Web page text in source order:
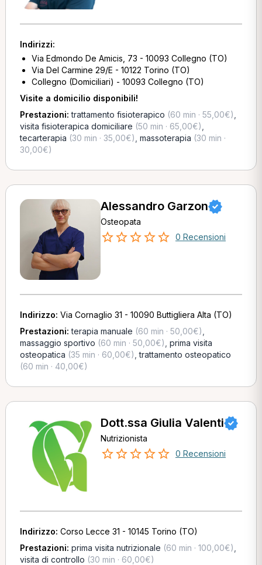
Indirizzi:
Via Edmondo De Amicis, 73 - 10093 Collegno (TO)
Via Del Carmine 29/E - 10122 Torino (TO)
Collegno (Domiciliari) - 10093 Collegno (TO)
Visite a domicilio disponibili!
Prestazioni:trattamento fisioterapico (60 min · 55,00€)
visita fisioterapica domiciliare (50 min · 65,00€)
tecarterapia (30 min · 35,00€) massoterapia (30 min ·
30,00€)
Alessandro Garzon
Osteopata
0 Recensioni
Indirizzo: Via Cornaglio 31 - 10090 Buttigliera Alta (TO)
Prestazioni:terapia manuale (60 min · 50,00€)
massaggio sportivo (60 min · 50,00€) prima visita
osteopatica (35 min · 60,00€) ,trattamento osteopatico
(60 min · 40,00€)
Dott.ssa Giulia Valenti
Nutrizionista
0 Recensioni
Indirizzo: Corso Lecce 31 - 10145 Torino (TO)
Prestazioni: prima visita nutrizionale (60 min · 100,00€)
visita di controllo (30 min · 60,00€)